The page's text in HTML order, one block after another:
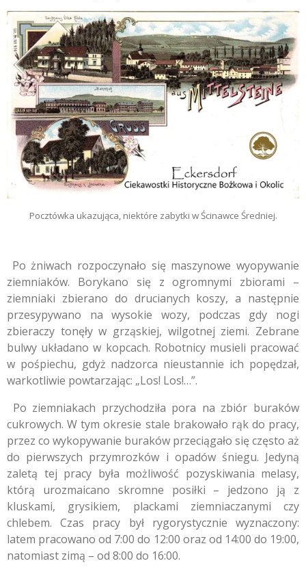
Pocztówka ukazująca, niektóre zabytki w Ścinawce Średniej.
Po żniwach rozpoczynało się maszynowe wyopywanie
ziemniaków. Borykano się z ogromnymi zbiorami –
ziemniaki zbierano do drucianych koszy, a następnie
przesypywano na wysokie wozy, podczas gdy nogi
zbieraczy tonęły w grząskiej, wilgotnej ziemi. Zebrane
bulwy układano w kopcach. Robotnicy musieli pracować
w pośpiechu, gdyż nadzorca nieustannie ich popędzał,
warkotliwie powtarzając: „Los! Los!…”.
Po ziemniakach przychodziła pora na zbiór buraków
cukrowych. W tym okresie stale brakowało rąk do pracy,
przez co wykopywanie buraków przeciągało się często aż
do pierwszych przymrozków i opadów śniegu. Jedyną
zaletą tej pracy była możliwość pozyskiwania melasy,
którą urozmaicano skromne posiłki – jedzono ją z
kluskami, grysikiem, plackami ziemniaczanymi czy
chlebem. Czas pracy był rygorystycznie wyznaczony:
latem pracowano od 7:00 do 12:00 oraz od 14:00 do 19:00,
natomiast zimą – od 8:00 do 16:00.